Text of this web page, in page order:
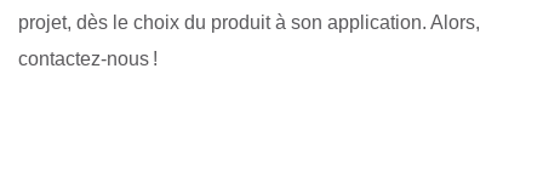
projet, dès le choix du produit à son application. Alors,
contactez-nous !